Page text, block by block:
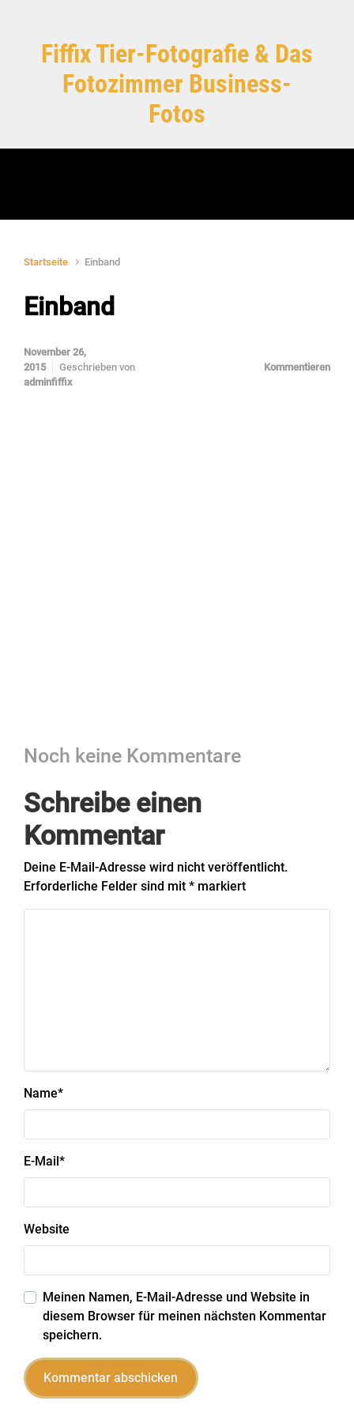
Fiffix Tier-Fotografie & Das
Fotozimmer Business-
Fotos
Startseite Einband
Einband
November 26,
2015
Geschrieben von
adminfiffix
Kommentieren
Noch keine Kommentare
Schreibe einen
Kommentar
Deine E-Mail-Adresse wird nicht veröffentlicht.
Erforderliche Felder sind mit * markiert
Name*
E-Mail*
Website
Meinen Namen, E-Mail-Adresse und Website in
diesem Browser für meinen nächsten Kommentar
speichern.